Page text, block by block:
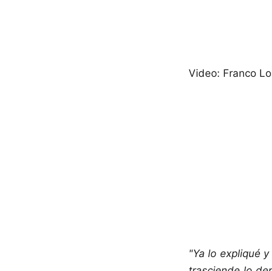
Video: Franco
"Ya lo expliqué